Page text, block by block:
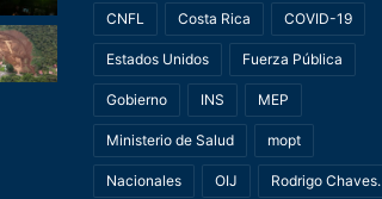
CNFL Costa Rica COVID-19
Estados Unidos Fuerza Pública
Gobierno INS MEP
Ministerio de Salud mopt
Nacionales OIJ Rodrigo Chaves.